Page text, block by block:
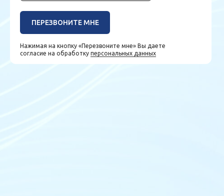
ПЕРЕЗВОНИТЕ МНЕ
Нажимая на кнопку «Перезвоните мне» Вы даете
согласие на обработку персональных данных